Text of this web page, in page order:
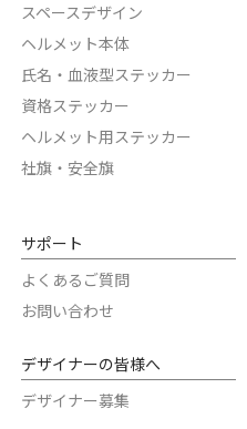
スペースデザイン
ヘルメット本体
氏名・血液型ステッカー
資格ステッカー
ヘルメット用ステッカー
社旗・安全旗
サポート
よくあるご質問
お問い合わせ
デザイナーの皆様へ
デザイナー募集